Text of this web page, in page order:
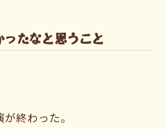
たなと思うこと
終わった。